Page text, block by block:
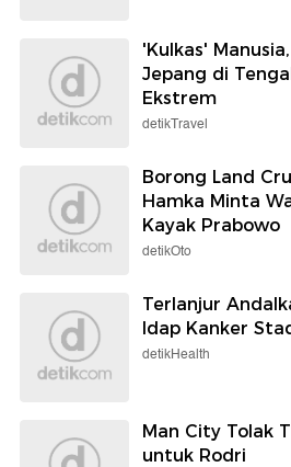
'Kulkas'
Jepang di
Ekstrem
detikTravel
Borong Land
Hamka Minta
Kayak Prabowo
detikOto
Terlanjur
Idap Kanker
detikHealth
Man City Tolak
untuk Rodri